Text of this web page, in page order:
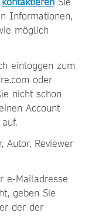
Informationen,
möglich
einloggen zum
oder
nicht schon
Account
Autor, Reviewer
e-Mailadresse
geben Sie
der der